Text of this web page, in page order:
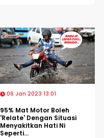
06 Jan 2023 13:01
95% Mat Motor Boleh
'Relate' Dengan Situasi
Menyakitkan Hati Ni
Seperti...